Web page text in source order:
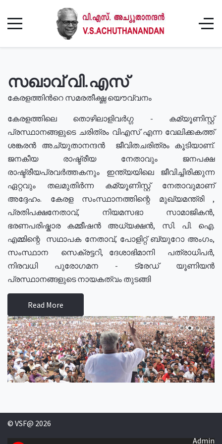
സഖാവ് വി.എസ്
കേരളത്തിൻറെ സമരതീക്ഷ്ണ യൌവ്വനം
കേരളത്തിലെ തൊഴിലാളിവർഗ്ഗ - കമ്യൂണിസ്റ്റ്
പ്രസ്ഥാനങ്ങളുടെ ചരിത്രം വിഎസ് എന്ന വേലിക്കകത്ത്
ശങ്കരൻ അച്യുതാനന്ദൻ ജീവിതചരിത്രം കൂടിയാണ്.
ജനകീയ രാഷ്ട്രീയ നേതാവും ജനപക്ഷ
രാഷ്ട്രീയപ്രവർത്തകനും ഇന്ത്യയിലെ ജീവിച്ചിരിക്കുന്ന
ഏറ്റവും തലമുതിർന്ന കമ്യൂണിസ്റ്റ് നേതാവുമാണ്
അദ്ദേഹം. കേരള സംസ്ഥാനത്തിന്റെ മുഖ്യമന്ത്രി ,
പ്രതിപക്ഷനേതാവ്, നിയമസഭാ സാമാജികൻ,
ഭരണപരിഷ്കാര കമ്മീഷൻ അധ്യക്ഷൻ, സി. പി. ഐ.
എമ്മിന്റെ സഥാപക നേതാവ്, പോളിറ്റ് ബ്യുറോ അംഗം,
സംസ്ഥാന സെക്രട്ടറി, ദേശാഭിമാനി പത്രാധിപർ,
നിരവധി പുരോഗമന - ട്രേഡ് യൂണിയൻ
പ്രസ്ഥാനങ്ങളുടെ നായകത്വം തുടങ്ങി
Read More
© VSF@ 2026
Admin